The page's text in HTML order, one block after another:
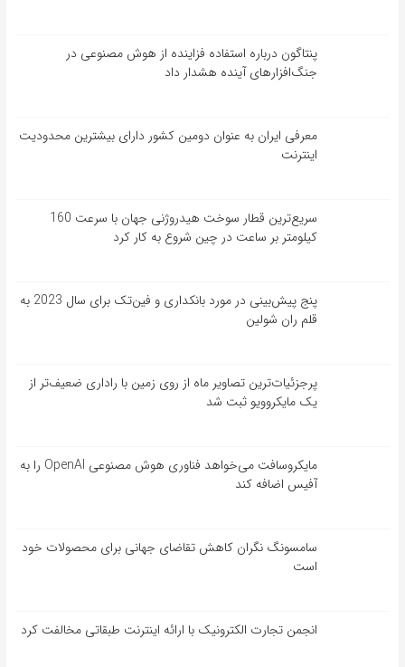
پنتاگون درباره استفاده فزاینده از هوش مصنوعی در
جنگ‌افزارهای آینده هشدار داد
معرفی ایران به عنوان دومین کشور دارای بیشترین محدودیت
اینترنت
سریع‌ترین قطار سوخت هیدروژنی جهان با سرعت 160
کیلومتر بر ساعت در چین شروع به کار کرد
پنج پیش‌بینی در مورد بانکداری و فین‌تک برای سال 2023 به
قلم ران شولین
پرجزئیات‌ترین تصاویر ماه از روی زمین با راداری ضعیف‌تر از
یک مایکروویو ثبت شد
مایکروسافت می‌خواهد فناوری هوش مصنوعی OpenAI را به
آفیس اضافه کند
سامسونگ نگران کاهش تقاضای جهانی برای محصولات خود
است
انجمن تجارت الکترونیک با ارائه اینترنت طبقاتی مخالفت کرد